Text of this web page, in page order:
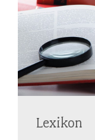
Lexikon